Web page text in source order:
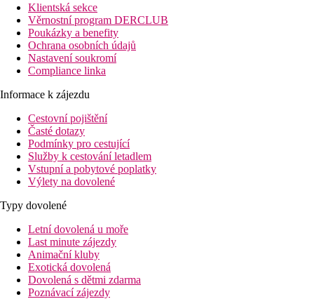
Klientská sekce
Věrnostní program DERCLUB
Poukázky a benefity
Ochrana osobních údajů
Nastavení soukromí
Compliance linka
Informace k zájezdu
Cestovní pojištění
Časté dotazy
Podmínky pro cestující
Služby k cestování letadlem
Vstupní a pobytové poplatky
Výlety na dovolené
Typy dovolené
Letní dovolená u moře
Last minute zájezdy
Animační kluby
Exotická dovolená
Dovolená s dětmi zdarma
Poznávací zájezdy